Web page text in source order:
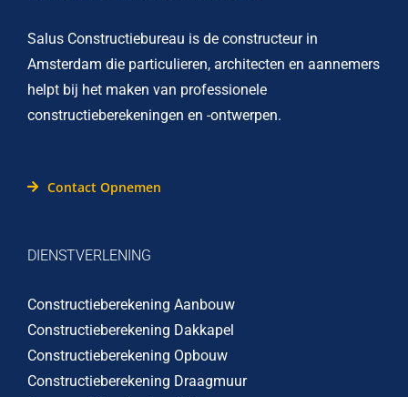
Salus Constructiebureau is de constructeur in
Amsterdam die particulieren, architecten en aannemers
helpt bij het maken van professionele
constructieberekeningen en -ontwerpen.
Contact Opnemen
DIENSTVERLENING
Constructieberekening Aanbouw
Constructieberekening Dakkapel
Constructieberekening Opbouw
Constructieberekening Draagmuur